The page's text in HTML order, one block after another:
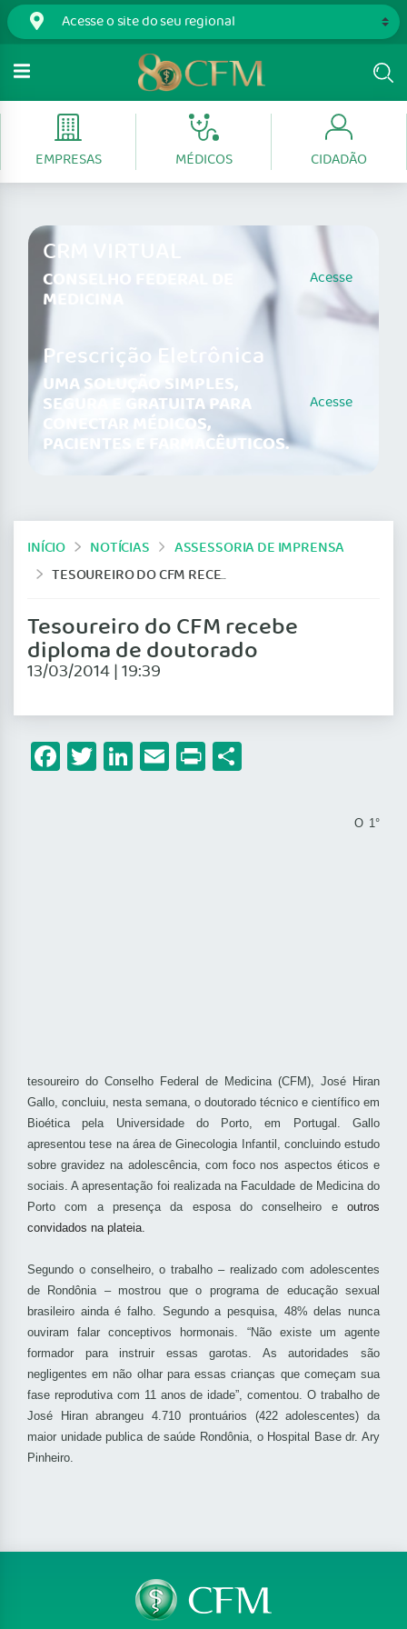
EMPRESAS MÉDICOS CIDADÃO
CRM VIRTUAL
CONSELHO FEDERAL DE
MEDICINA
Acesse
Prescrição Eletrônica
UMA SOLUÇÃO SIMPLES,
SEGURA E GRATUITA PARA
CONECTAR MÉDICOS,
PACIENTES E FARMACÊUTICOS.
Acesse
INÍCIO NOTÍCIAS
ASSESSORIA DE IMPRENSA
TESOUREIRO DO CFM RECEBE DIPLOMA DE DOUTORADO
Tesoureiro do CFM recebe
diploma de doutorado
13/03/2014 | 19:39
Facebook
Twitter
LinkedIn
Email
Print
O 1°
tesoureiro do Conselho Federal de Medicina (CFM), José Hiran
Gallo, concluiu, nesta semana, o doutorado técnico e científico em
Bioética pela Universidade do Porto, em Portugal. Gallo
apresentou tese na área de Ginecologia Infantil, concluindo estudo
sobre gravidez na adolescência, com foco nos aspectos éticos e
sociais. A apresentação foi realizada na Faculdade de Medicina do
Porto com a presença da esposa do conselheiro e outros
convidados na plateia.
Segundo o conselheiro, o trabalho – realizado com adolescentes
de Rondônia – mostrou que o programa de educação sexual
brasileiro ainda é falho. Segundo a pesquisa, 48% delas nunca
ouviram falar conceptivos hormonais. “Não existe um agente
formador para instruir essas garotas. As autoridades são
negligentes em não olhar para essas crianças que começam sua
fase reprodutiva com 11 anos de idade”, comentou. O trabalho de
José Hiran abrangeu 4.710 prontuários (422 adolescentes) da
maior unidade publica de saúde Rondônia, o Hospital Base dr. Ary
Pinheiro.